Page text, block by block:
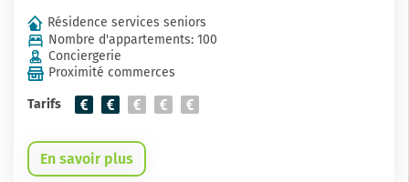
Résidence services seniors
Nombre d'appartements: 100
Conciergerie
Proximité commerces
Tarifs
En savoir plus